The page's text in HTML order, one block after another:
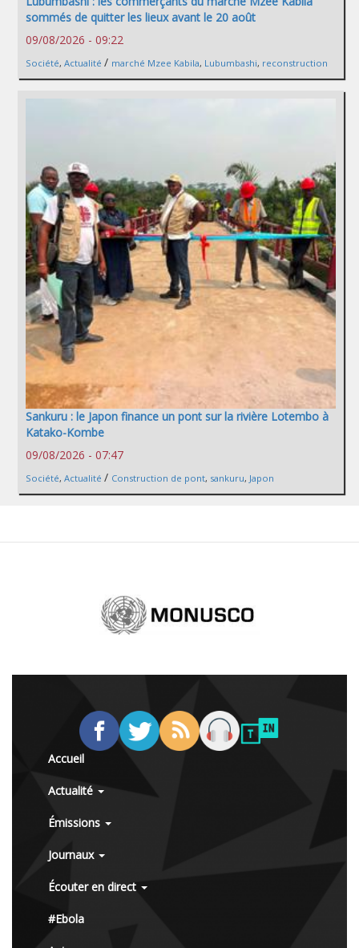
sommés de quitter les lieux avant le 20 août
09/08/2026 - 09:22
Société, Actualité / marché Mzee Kabila, Lubumbashi, reconstruction
Sankuru : le Japon finance un pont sur la rivière Lotembo à
Katako-Kombe
09/08/2026 - 07:47
Société, Actualité / Construction de pont, sankuru, Japon
Accueil
Actualité
Émissions
Journaux
Écouter en direct
#Ebola